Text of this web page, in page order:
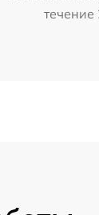
течение